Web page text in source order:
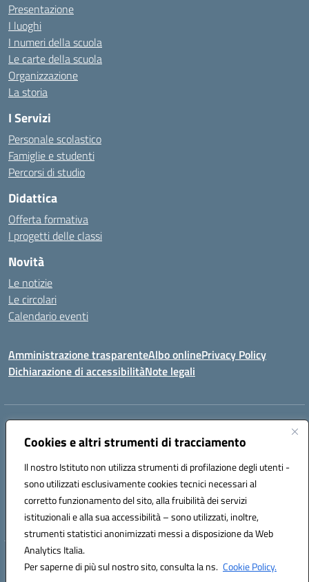
Cookies e altri strumenti di tracciamento
Il nostro Istituto non utilizza strumenti di profilazione degli utenti -
sono utilizzati esclusivamente cookies tecnici necessari al
corretto funzionamento del sito, alla fruibilità dei servizi
istituzionali e alla sua accessibilità – sono utilizzati, inoltre,
strumenti statistici anonimizzati messi a disposizione da Web
Analytics Italia.
Per saperne di più sul nostro sito, consulta la ns. Cookie Policy.
Presentazione
I luoghi
I numeri della scuola
Le carte della scuola
Organizzazione
La storia
I Servizi
Personale scolastico
Famiglie e studenti
Percorsi di studio
Didattica
Offerta formativa
I progetti delle classi
Novità
Le notizie
Le circolari
Calendario eventi
Amministrazione trasparenteAlbo onlinePrivacy Policy
Dichiarazione di accessibilitàNote legali
Indirizzo:
Centralino:0923993485 Email:tpic84500v@istruzione.it
Codice fiscale: 91039050819
Codice meccanografico:
tpic84500v
Codice unico di fatturazione (CUF): JZDXRK
Hosting & Powered by 3D Solution S.r.l.
Concept & Design by Designers Italia